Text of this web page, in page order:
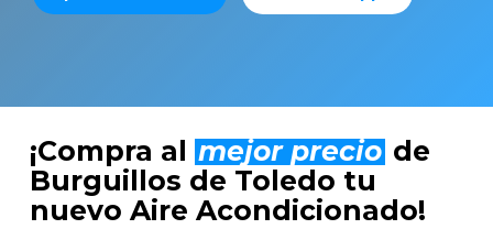
¡Compra al mejor precio de
Burguillos de Toledo tu
nuevo Aire Acondicionado!